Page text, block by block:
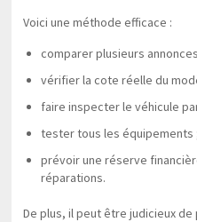
Voici une méthode efficace :
comparer plusieurs
vérifier la cote réelle du
faire inspecter le véhicule
tester tous les équipements
prévoir une réserve
réparations.
De plus, il peut être judicieux